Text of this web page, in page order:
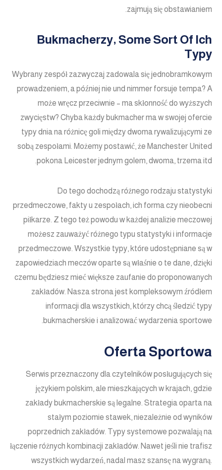
zajmują się obstawianiem.
Bukmacherzy, Some Sort Of Ich
Typy
Wybrany zespół zazwyczaj zadowala się jednobramkowym
prowadzeniem, a później nie und nimmer forsuje tempa? A
może wręcz przeciwnie – ma skłonność do wyższych
zwycięstw? Chyba każdy bukmacher ma w swojej ofercie
typy dnia na różnicę goli między dwoma rywalizującymi ze
sobą zespołami. Możemy postawić, że Manchester United
pokona Leicester jednym golem, dwoma, trzema itd.
Do tego dochodzą różnego rodzaju statystyki
przedmeczowe, fakty u zespołach, ich forma czy nieobecni
piłkarze. Z tego też powodu w każdej analizie meczowej
możesz zauważyć różnego typu statystyki i informacje
przedmeczowe. Wszystkie typy, które udostępniane są w
zapowiedziach meczów oparte są właśnie o te dane, dzięki
czemu będziesz mieć większe zaufanie do proponowanych
zakładów. Nasza strona jest kompleksowym źródłem
informacji dla wszystkich, którzy chcą śledzić typy
bukmacherskie i analizować wydarzenia sportowe.
Oferta Sportowa
Serwis przeznaczony dla czytelników posługujących się
językiem polskim, ale mieszkających w krajach, gdzie
zakłady bukmacherskie są legalne. Strategia oparta na
stałym poziomie stawek, niezależnie od wyników
poprzednich zakładów. Typy systemowe pozwalają na
łączenie różnych kombinacji zakładów. Nawet jeśli nie trafisz
wszystkich wydarzeń, nadal masz szansę na wygraną.